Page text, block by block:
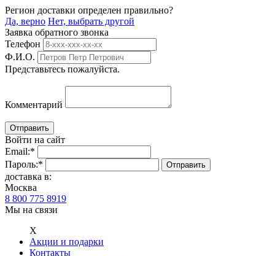
Регион доставки определен правильно?
Да, верно Нет, выбрать другой
Заявка обратного звонка
Телефон
Ф.И.О.
Представьтесь пожалуйста.
Комментарий
Войти на сайт
Email:*
Пароль:*
доставка в:
Москва
8 800 775 8919
Мы на связи
Х
Акции и подарки
Контакты